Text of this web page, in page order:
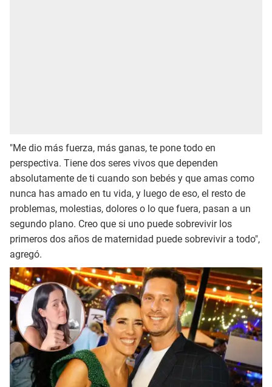
"Me dio más fuerza, más ganas, te pone todo en
perspectiva. Tiene dos seres vivos que dependen
absolutamente de ti cuando son bebés y que amas como
nunca has amado en tu vida, y luego de eso, el resto de
problemas, molestias, dolores o lo que fuera, pasan a un
segundo plano. Creo que si uno puede sobrevivir los
primeros dos años de maternidad puede sobrevivir a todo",
agregó.